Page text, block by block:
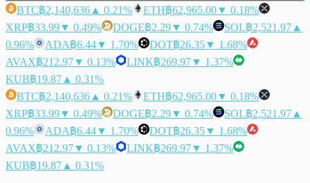
BTC฿2,140,636 ▲ 0.21% ETH฿62,965.00▼ 0.18%
XRP฿33.99▼ 0.49% DOGE฿2.29▼ 0.74% SOL฿2,521.97 ▲
0.96%
ADA฿6.44▼ 1.70% DOT฿26.35▼ 1.68%
AVAX฿212.97▼ 0.13% LINK฿269.97▼ 1.37%
KUB฿19.87 ▲ 0.31%
BTC฿2,140,636 ▲ 0.21% ETH฿62,965.00▼ 0.18%
XRP฿33.99▼ 0.49% DOGE฿2.29▼ 0.74% SOL฿2,521.97 ▲
0.96%
ADA฿6.44▼ 1.70% DOT฿26.35▼ 1.68%
AVAX฿212.97▼ 0.13% LINK฿269.97▼ 1.37%
KUB฿19.87 ▲ 0.31%